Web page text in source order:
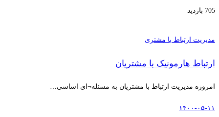
705 بازدید
مدیریت ارتباط با مشتری
ارتباط هارمونیک با مشتریان
امروزه مديريت ارتباط با مشتريان به مسئله¬اي اساسي…
۱۴۰۰-۰۵-۱۱